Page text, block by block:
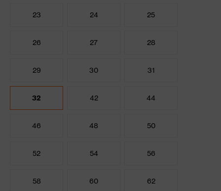
23 24 25
26 27 28
29 30 31
32 42 44
46 48 50
52 54 56
58 60 62